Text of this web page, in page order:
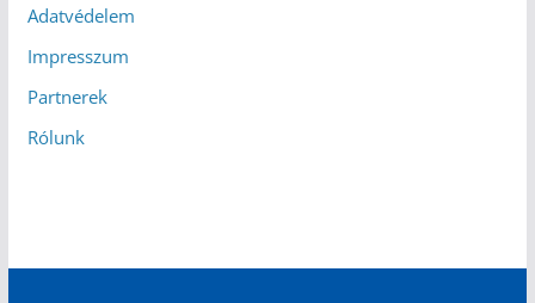
Adatvédelem
Impresszum
Partnerek
Rólunk